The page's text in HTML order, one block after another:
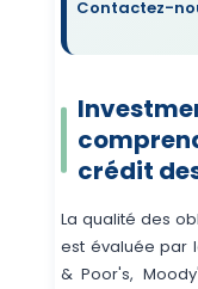
Contactez-
crédit
La qualité des
est évaluée par
& Poor's,